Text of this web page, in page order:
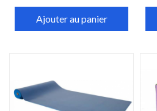
Ajouter au panier